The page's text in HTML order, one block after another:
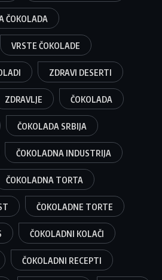
ČOKOLADA
VRSTE ČOKOLADE
ZDRAVI DESERTI
ZDRAVLJE ČOKOLADA
ČOKOLADA SRBIJA
ČOKOLADNA INDUSTRIJA
ČOKOLADNA TORTA
ČOKOLADNE TORTE
ČOKOLADNI KOLAČI
ČOKOLADNI RECEPTI